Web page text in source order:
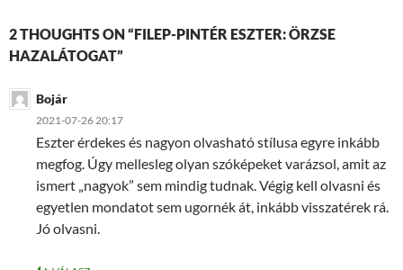
2 THOUGHTS ON “FILEP-PINTÉR ESZTER: ÖRZSE
HAZALÁTOGAT”
Bojár
2021-07-26 20:17
Eszter érdekes és nagyon olvasható stílusa egyre inkább
megfog. Úgy mellesleg olyan szóképeket varázsol, amit az
ismert „nagyok” sem mindig tudnak. Végig kell olvasni és
egyetlen mondatot sem ugornék át, inkább visszatérek rá.
Jó olvasni.